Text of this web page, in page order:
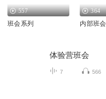
557
班会系列
364
内部班会
体验营班会
7 566